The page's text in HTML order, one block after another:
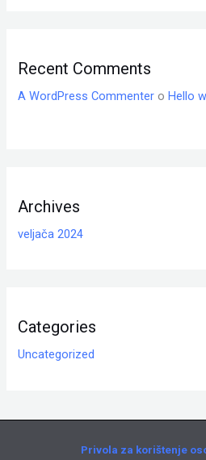
Recent Comments
A WordPress Commenter oHello
Archives
veljača 2024
Categories
Uncategorized
Privola za korištenje